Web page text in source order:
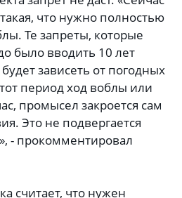
что нужно полностью
Те запреты, которые
было вводить 10 лет
зависеть от погодных
период ход воблы или
промысел закроется сам
Это не подвергается
- прокомментировал
считает, что нужен